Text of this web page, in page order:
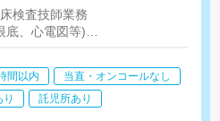
検査技師業務
底、心電図等)
間以内
当直・オンコールなし
託児所あり